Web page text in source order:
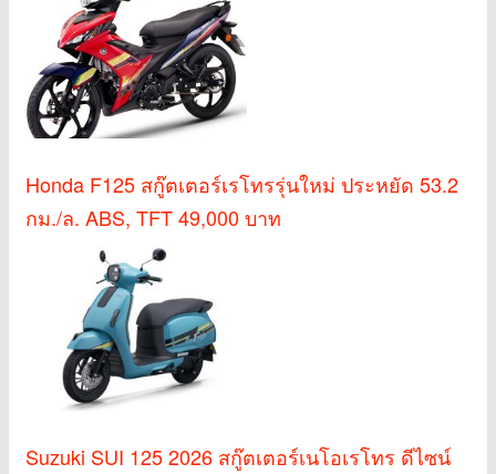
Honda F125 สกู๊ตเตอร์เรโทรรุ่นใหม่ ประหยัด 53.2
กม./ล. ABS, TFT 49,000 บาท
Suzuki SUI 125 2026 สกู๊ตเตอร์เนโอเรโทร ดีไซน์